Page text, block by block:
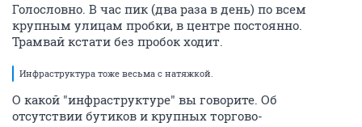
Голословно. В час пик (два раза в день) по всем
крупным улицам пробки, в центре постоянно.
Трамвай кстати без пробок ходит.
Инфраструктура тоже весьма с натяжкой.
О какой "инфраструктуре" вы говорите. Об
отсутствии бутиков и крупных торгово-